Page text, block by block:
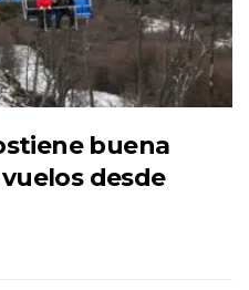
buena
desde